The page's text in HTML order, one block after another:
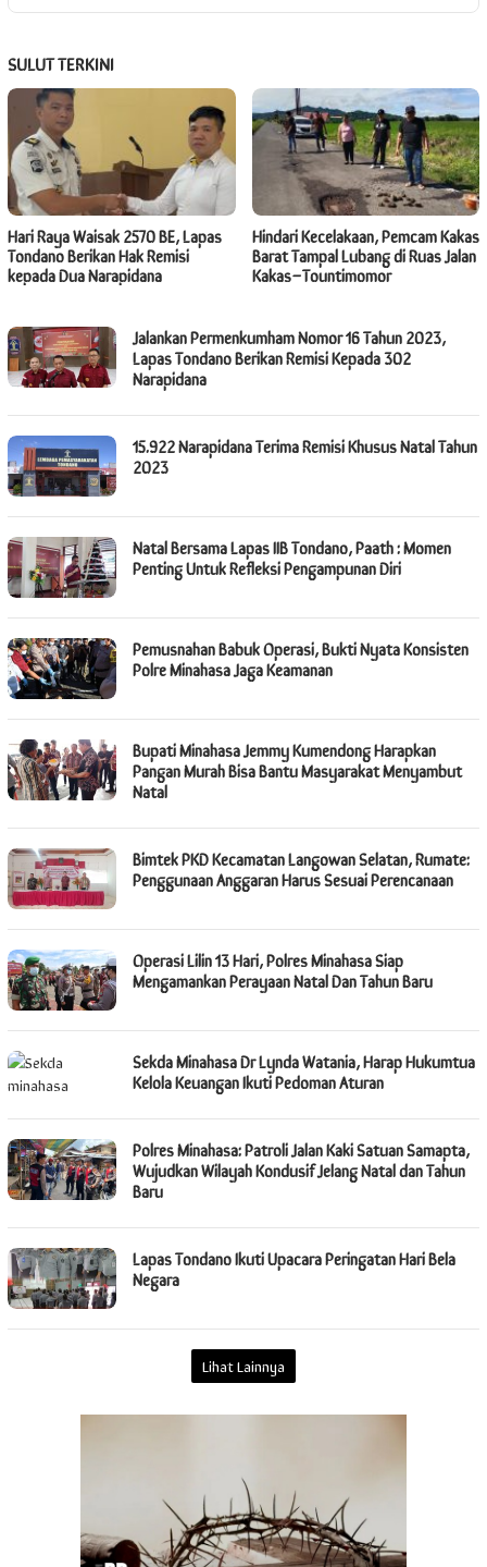
SULUT TERKINI
Hari Raya Waisak 2570 BE, Lapas
Tondano Berikan Hak Remisi
kepada Dua Narapidana
Hindari Kecelakaan, Pemcam Kakas
Barat Tampal Lubang di Ruas Jalan
Kakas–Tountimomor
SULUTNET.COM
Jalankan Permenkumham Nomor 16 Tahun 2023,
Lapas Tondano Berikan Remisi Kepada 302
Narapidana
15.922 Narapidana Terima Remisi Khusus Natal Tahun
2023
Natal Bersama Lapas IIB Tondano, Paath : Momen
Penting Untuk Refleksi Pengampunan Diri
Pemusnahan Babuk Operasi, Bukti Nyata Konsisten
Polre Minahasa Jaga Keamanan
Bupati Minahasa Jemmy Kumendong Harapkan
Pangan Murah Bisa Bantu Masyarakat Menyambut
Natal
Bimtek PKD Kecamatan Langowan Selatan, Rumate:
Penggunaan Anggaran Harus Sesuai Perencanaan
Operasi Lilin 13 Hari, Polres Minahasa Siap
Mengamankan Perayaan Natal Dan Tahun Baru
Sekda Minahasa Dr Lynda Watania, Harap Hukumtua
Kelola Keuangan Ikuti Pedoman Aturan
Polres Minahasa: Patroli Jalan Kaki Satuan Samapta,
Wujudkan Wilayah Kondusif Jelang Natal dan Tahun
Baru
Lapas Tondano Ikuti Upacara Peringatan Hari Bela
Negara
Lihat Lainnya